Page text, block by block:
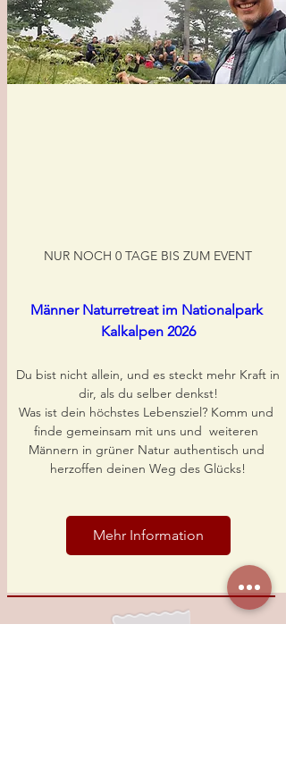
NUR NOCH 0 TAGE BIS ZUM EVENT
Männer Naturretreat im Nationalpark
Kalkalpen 2026
Du bist nicht allein, und es steckt mehr Kraft in
dir, als du selber denkst!
Was ist dein höchstes Lebensziel? Komm und
finde gemeinsam mit uns und  weiteren
Männern in grüner Natur authentisch und
herzoffen deinen Weg des Glücks!
Mehr Information